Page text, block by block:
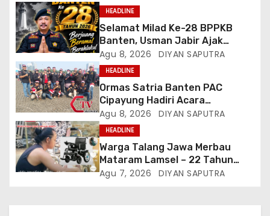
HEADLINE
Selamat Milad Ke-28 BPPKB
Banten, Usman Jabir Ajak
Perkuat Solidaritas Dan
Kebersamaan
Agu 8, 2026 DIYAN SAPUTRA
HEADLINE
Ormas Satria Banten PAC
Cipayung Hadiri Acara
Menjelang HUT Ke-81
Kemerdekaan RI Di Silang Monas
Agu 8, 2026 DIYAN SAPUTRA
HEADLINE
Warga Talang Jawa Merbau
Mataram Lamsel – 22 Tahun
Lumpuh Vina Agustina Viral Di
Agu 7, 2026 DIYAN SAPUTRA